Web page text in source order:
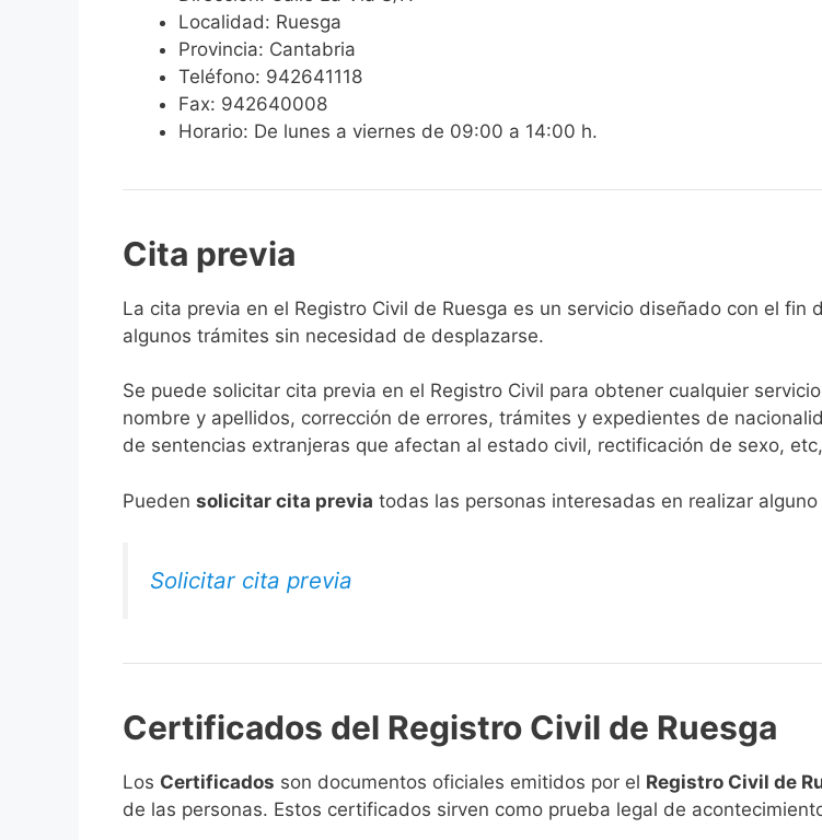
Localidad: Ruesga
Provincia: Cantabria
Teléfono: 942641118
Fax: 942640008
Horario: De lunes a viernes de 09:00 a 14:00 h.
Cita previa
​​​​​​​​​​​​​​​​​​​​​​​​​​​​La cita previa en el Registro Civil de Ruesga es un servicio diseñado con el
algunos trámites sin necesidad de desplazarse.​
Se puede solicitar cita previa en el Registro Civil para obtener cualquier
nombre y apellidos, corrección de errores, trámites y expedientes de
de sentencias extranjeras que afectan al estado civil, rectificación de sexo, etc,
​Pueden solicitar cita previa todas las personas interesadas en realizar
Solicitar cita previa
Certificados del Registro Civil de Ruesga
Los Certificados son documentos oficiales emitidos por el Registro Civil de
de las personas. Estos certificados sirven como prueba legal de